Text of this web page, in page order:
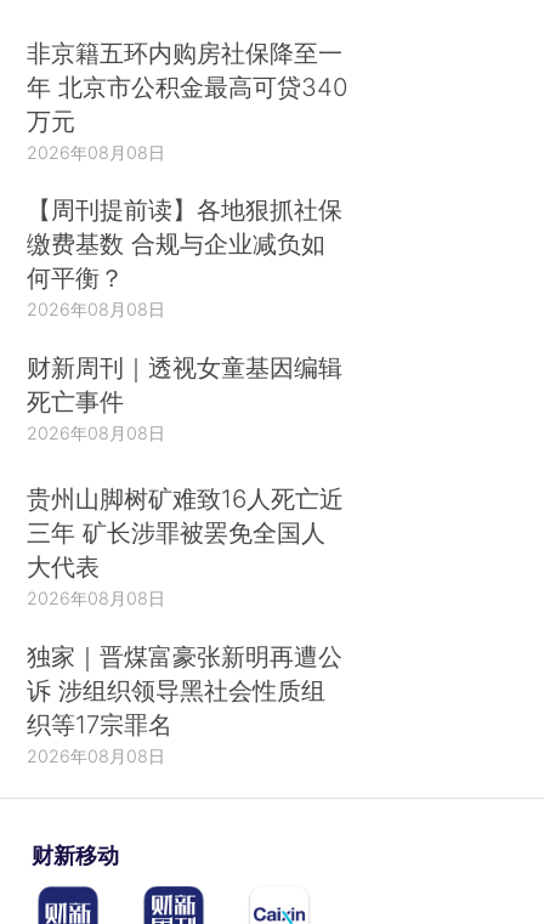
非京籍五环内购房社保降至一
年 北京市公积金最高可贷340
万元
2026年08月08日
【周刊提前读】各地狠抓社保
缴费基数 合规与企业减负如
何平衡？
2026年08月08日
财新周刊｜透视女童基因编辑
死亡事件
2026年08月08日
贵州山脚树矿难致16人死亡近
三年 矿长涉罪被罢免全国人
大代表
2026年08月08日
独家｜晋煤富豪张新明再遭公
诉 涉组织领导黑社会性质组
织等17宗罪名
2026年08月08日
财新移动